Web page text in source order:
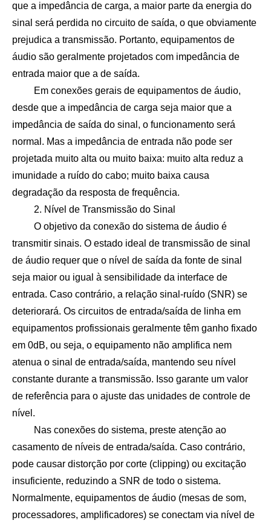
que a impedância de carga, a maior parte da energia do
sinal será perdida no circuito de saída, o que obviamente
prejudica a transmissão. Portanto, equipamentos de
áudio são geralmente projetados com impedância de
entrada maior que a de saída.
Em conexões gerais de equipamentos de áudio,
desde que a impedância de carga seja maior que a
impedância de saída do sinal, o funcionamento será
normal. Mas a impedância de entrada não pode ser
projetada muito alta ou muito baixa: muito alta reduz a
imunidade a ruído do cabo; muito baixa causa
degradação da resposta de frequência.
2. Nível de Transmissão do Sinal
O objetivo da conexão do sistema de áudio é
transmitir sinais. O estado ideal de transmissão de sinal
de áudio requer que o nível de saída da fonte de sinal
seja maior ou igual à sensibilidade da interface de
entrada. Caso contrário, a relação sinal-ruído (SNR) se
deteriorará. Os circuitos de entrada/saída de linha em
equipamentos profissionais geralmente têm ganho fixado
em 0dB, ou seja, o equipamento não amplifica nem
atenua o sinal de entrada/saída, mantendo seu nível
constante durante a transmissão. Isso garante um valor
de referência para o ajuste das unidades de controle de
nível.
Nas conexões do sistema, preste atenção ao
casamento de níveis de entrada/saída. Caso contrário,
pode causar distorção por corte (clipping) ou excitação
insuficiente, reduzindo a SNR de todo o sistema.
Normalmente, equipamentos de áudio (mesas de som,
processadores, amplificadores) se conectam via nível de